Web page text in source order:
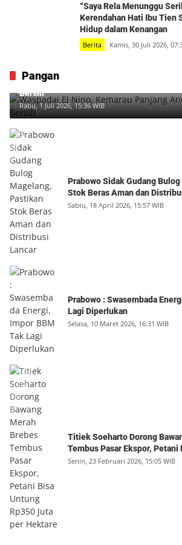
“Saya Rela Menunggu
Kerendahan Hati Ibu Tien
Hidup dalam Kenangan
Berita Kamis, 30 Juli 2026,
Pangan
Waspadai El Nino, Kemarau Panjang
Bersih
Rabu, 1 Juli 2026, 15:36 WIB
Prabowo Sidak Gudang
Stok Beras Aman dan
Sabtu, 18 April 2026, 15:57 WIB
Prabowo : Swasembada
Lagi Diperlukan
Selasa, 10 Maret 2026, 16:31 WIB
Titiek Soeharto Dorong
Tembus Pasar Ekspor, Petani
Juta per Hektare
Senin, 23 Februari 2026, 15:05 WIB